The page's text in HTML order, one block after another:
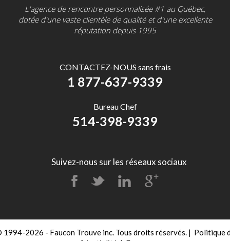
L'agence de rencontre personnalisée #1 au Québec,
dotée d'une vaste clientèle de qualité et d'une excellente
réputation depuis 1995
CONTACTEZ-NOUS sans frais
1 877-637-9339
Bureau Chef
514-398-9339
Suivez-nous sur les réseaux sociaux
1994-2026 - Faucon Trouve inc. Tous droits réservés.| Politique